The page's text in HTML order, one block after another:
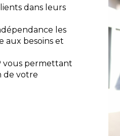
dans leurs
les
aux besoins et
vous permettant
de votre